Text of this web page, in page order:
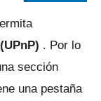
. Por lo
sección
una pestaña